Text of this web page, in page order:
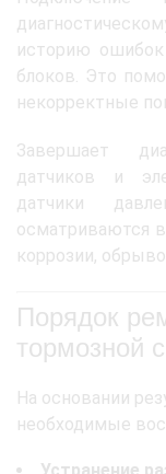
историю
блоков. Это
некорректные
Завершает
датчиков и
датчики
осматриваются
коррозии,
Порядок
тормозной
На основании
необходимые